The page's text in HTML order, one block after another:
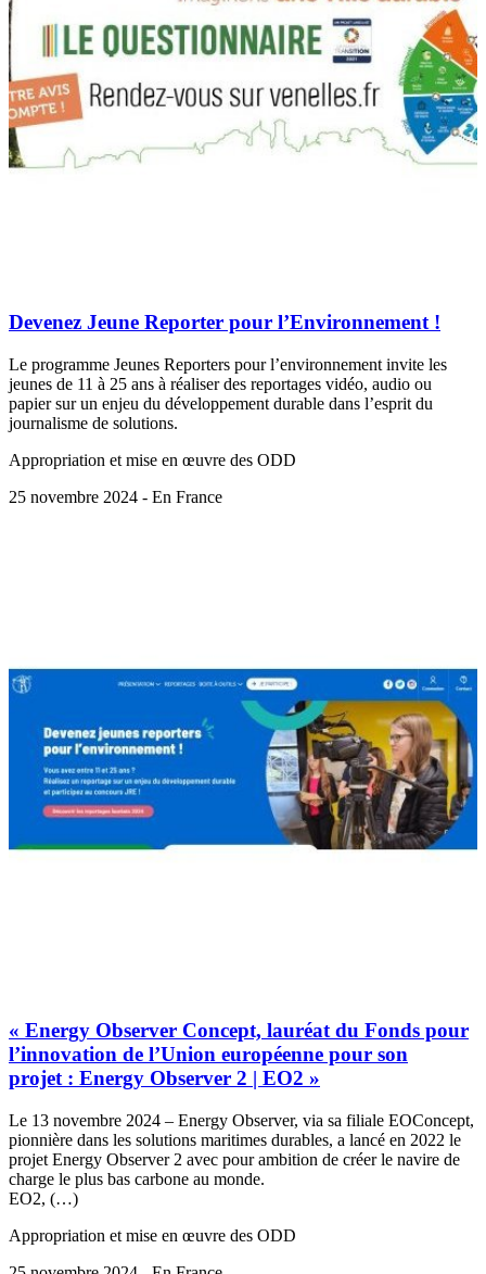
Devenez Jeune Reporter pour l’Environnement !
Le programme Jeunes Reporters pour l’environnement invite les
jeunes de 11 à 25 ans à réaliser des reportages vidéo, audio ou
papier sur un enjeu du développement durable dans l’esprit du
journalisme de solutions.
Appropriation et mise en œuvre des ODD
25 novembre 2024 - En France
« Energy Observer Concept, lauréat du Fonds pour
l’innovation de l’Union européenne pour son
projet : Energy Observer 2 | EO2 »
Le 13 novembre 2024 – Energy Observer, via sa filiale EOConcept,
pionnière dans les solutions maritimes durables, a lancé en 2022 le
projet Energy Observer 2 avec pour ambition de créer le navire de
charge le plus bas carbone au monde.
EO2, (…)
Appropriation et mise en œuvre des ODD